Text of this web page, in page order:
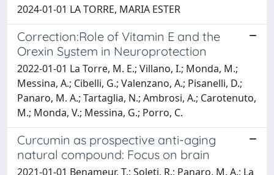
2024-01-01 LA TORRE, MARIA ESTER
Correction:Role of Vitamin E and the
Orexin System in Neuroprotection
2022-01-01 La Torre, M. E.; Villano, I.; Monda, M.;
Messina, A.; Cibelli, G.; Valenzano, A.; Pisanelli, D.;
Panaro, M. A.; Tartaglia, N.; Ambrosi, A.; Carotenuto,
M.; Monda, V.; Messina, G.; Porro, C.
Curcumin as prospective anti-aging
natural compound: Focus on brain
2021-01-01 Benameur, T.; Soleti, R.; Panaro, M. A.; La